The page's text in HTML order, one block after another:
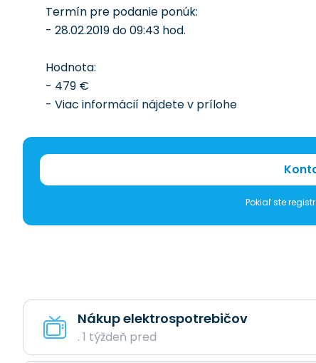
Termín pre podanie ponúk:
- 28.02.2019 do 09:43 hod.
Hodnota:
- 479 €
- Viac informácií nájdete v prílohe
Pokiaľ ste
Nákup elektrospotrebičov
. 1 týždeň pred